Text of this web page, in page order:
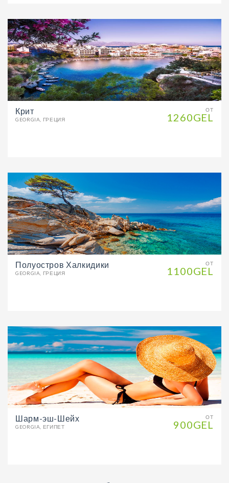
ОТ
1260GEL
Крит
GEORGIA, ГРЕЦИЯ
ОТ
1100GEL
Полуостров Халкидики
GEORGIA, ГРЕЦИЯ
ОТ
900GEL
Шарм-эш-Шейх
GEORGIA, ЕГИПЕТ